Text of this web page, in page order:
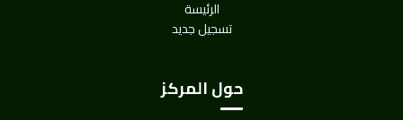
الرئيسة
تسجيل جديد
حول المركز